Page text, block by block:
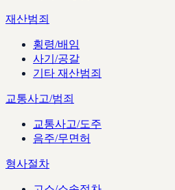
재산범죄
횡령/배임
사기/공갈
기타 재산범죄
교통사고/범죄
교통사고/도주
음주/무면허
형사절차